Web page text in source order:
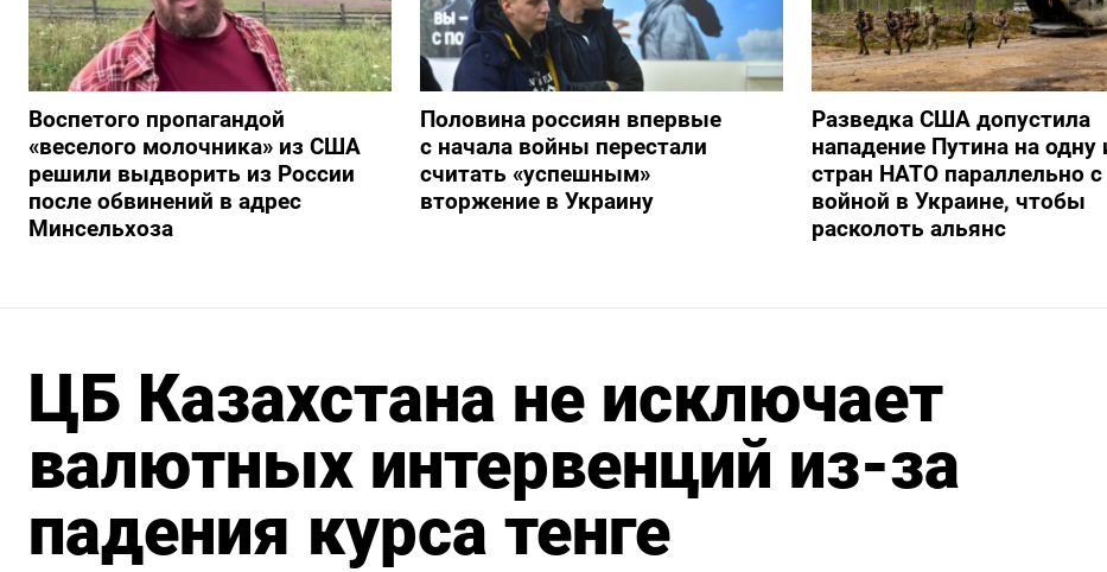
Воспетого пропагандой
«веселого молочника» из США
решили выдворить из России
после обвинений в адрес
Минсельхоза
Половина россиян впервые
с начала войны перестали
считать «успешным»
вторжение в Украину
Разведка США допустила
нападение Путина на одну
стран НАТО параллельно с
войной в Украине, чтобы
расколоть альянс
ЦБ Казахстана не исключает
валютных интервенций из-за
падения курса тенге